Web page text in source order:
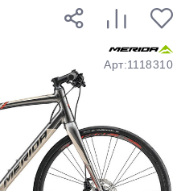
Арт:1118310